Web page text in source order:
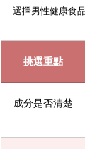
選擇男性健康食
挑選重點
成分是否清楚